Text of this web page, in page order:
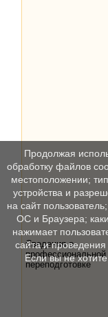
Сведения о
профессиональной
переподготовке
Продолжая
обработку файлов
местоположении;
устройства и
на сайт
ОС и Браузера;
нажимает
сайта и проведения
Если вы не